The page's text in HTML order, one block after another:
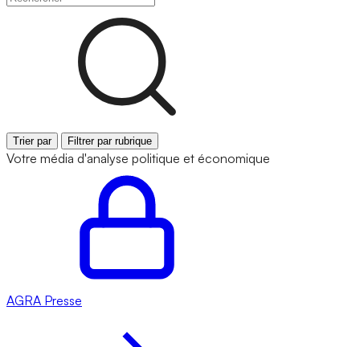
Trier par Filtrer par rubrique
Votre média d'analyse politique et économique
AGRA Presse